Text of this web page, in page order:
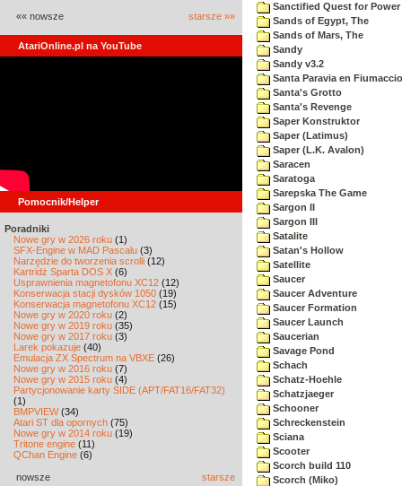
«« nowsze starsze »»
AtariOnline.pl na YouTube
Pomocnik/Helper
Poradniki
Nowe gry w 2026 roku (1)
SFX-Engine w MAD Pascalu (3)
Narzędzie do tworzenia scrolli (12)
Kartridż Sparta DOS X (6)
Usprawnienia magnetofonu XC12 (12)
Konserwacja stacji dysków 1050 (19)
Konserwacja magnetofonu XC12 (15)
Nowe gry w 2020 roku (2)
Nowe gry w 2019 roku (35)
Nowe gry w 2017 roku (3)
Larek pokazuje (40)
Emulacja ZX Spectrum na VBXE (26)
Nowe gry w 2016 roku (7)
Nowe gry w 2015 roku (4)
Partycjonowanie karty SIDE (APT/FAT16/FAT32)
(1)
BMPVIEW(34)
Atari ST dla opornych (75)
Nowe gry w 2014 roku (19)
Tritone engine (11)
QChan Engine (6)
nowsze starsze
Sanctified Quest for Power
Sands of Egypt, The
Sands of Mars, The
Sandy
Sandy v3.2
Santa Paravia en Fiumaccio
Santa's Grotto
Santa's Revenge
Saper Konstruktor
Saper (Latimus)
Saper (L.K. Avalon)
Saracen
Saratoga
Sarepska The Game
Sargon II
Sargon III
Satalite
Satan's Hollow
Satellite
Saucer
Saucer Adventure
Saucer Formation
Saucer Launch
Saucerian
Savage Pond
Schach
Schatz-Hoehle
Schatzjaeger
Schooner
Schreckenstein
Sciana
Scooter
Scorch build 110
Scorch (Miko)